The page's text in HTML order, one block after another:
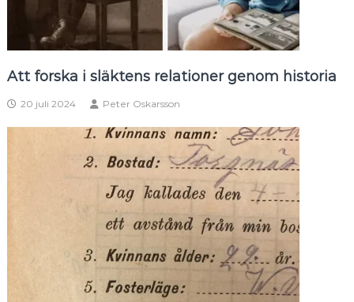
Att forska i släktens relationer genom historia
20 juli 2024 Peter Oskarsson